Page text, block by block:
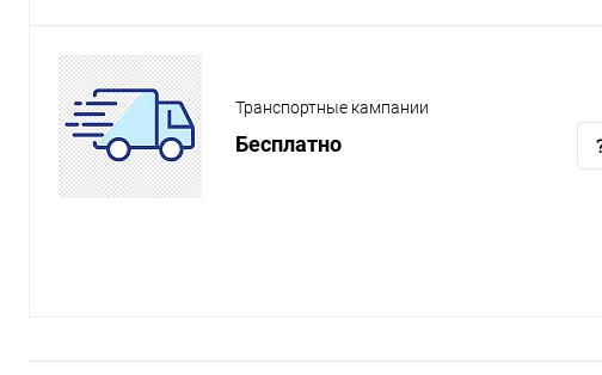
Транспортные кампании
Бесплатно
недели